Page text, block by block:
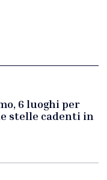
6 luoghi per
stelle cadenti in